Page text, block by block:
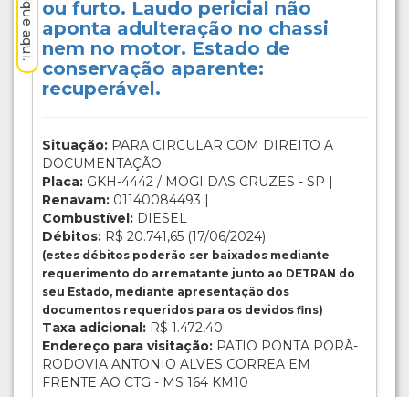
ou furto. Laudo pericial não
aponta adulteração no chassi
nem no motor. Estado de
conservação aparente:
recuperável.
Situação: PARA CIRCULAR COM DIREITO A
DOCUMENTAÇÃO
Placa: GKH-4442 / MOGI DAS CRUZES - SP |
Renavam: 01140084493 |
Combustível: DIESEL
Débitos: R$ 20.741,65 (17/06/2024)
(estes débitos poderão ser baixados mediante
requerimento do arrematante junto ao DETRAN do
seu Estado, mediante apresentação dos
documentos requeridos para os devidos fins)
Taxa adicional: R$ 1.472,40
Endereço para visitação: PATIO PONTA PORÃ-
RODOVIA ANTONIO ALVES CORREA EM
FRENTE AO CTG - MS 164 KM10